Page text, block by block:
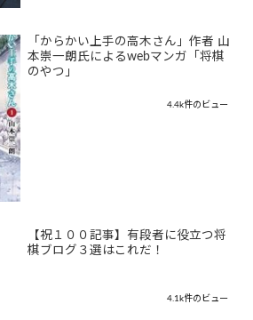
「からかい上手の高木さん」作者 山
本崇一朗氏によるwebマンガ「将棋
のやつ」
4.4k件のビュー
【祝１００記事】有段者に役立つ将
棋ブログ３選はこれだ！
4.1k件のビュー